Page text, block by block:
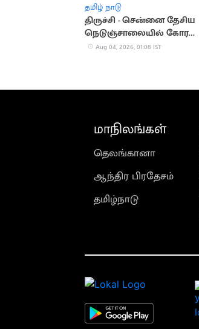
தமிழ் நாடு
திருச்சி - சென்னை தேசிய
நெடுஞ்சாலையில் கோர
விபத்து: 3 பேர் பலி
Aug 04, 2026, 01:08 IST
மாநிலங்கள்
தெலங்கானா
ஆந்திர பிரதேசம்
தமிழ்நாடு